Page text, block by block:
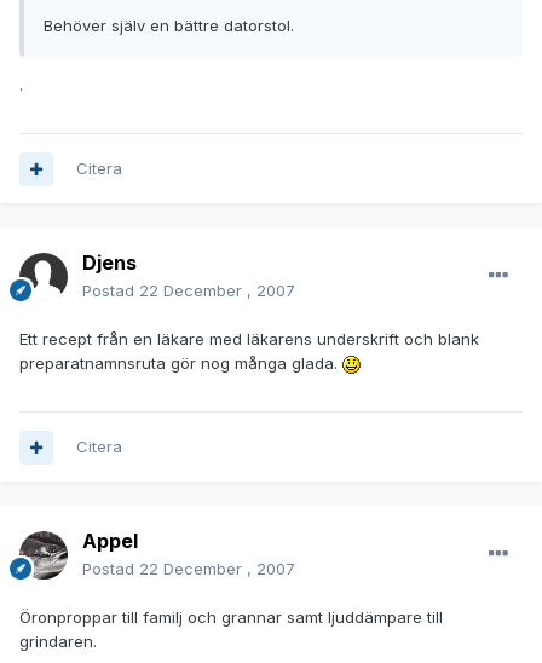
Behöver själv en bättre datorstol.
.
Citera
Djens
Postad 22 December , 2007
Ett recept från en läkare med läkarens underskrift och blank
preparatnamnsruta gör nog många glada.
Citera
Appel
Postad 22 December , 2007
Öronproppar till familj och grannar samt ljuddämpare till
grindaren.